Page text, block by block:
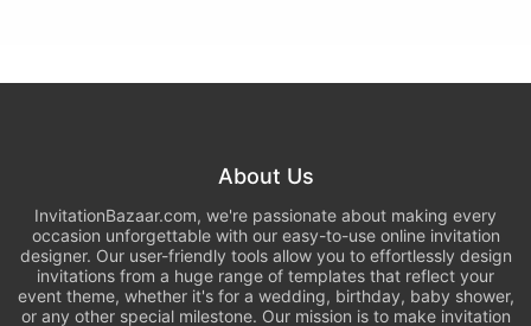
About Us
InvitationBazaar.com, we're passionate about making every
occasion unforgettable with our easy-to-use online invitation
designer. Our user-friendly tools allow you to effortlessly design
invitations from a huge range of templates that reflect your
event theme, whether it's for a wedding, birthday, baby shower,
or any other special milestone. Our mission is to make invitation